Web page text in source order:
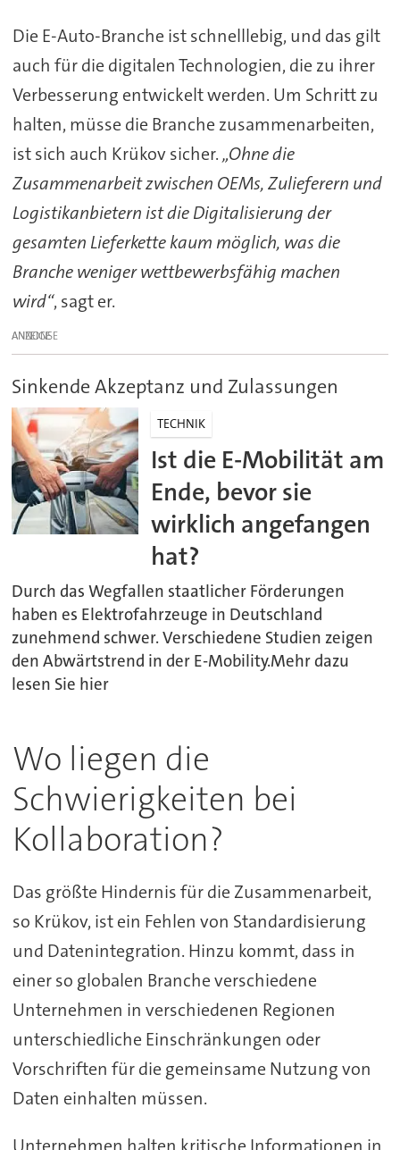
Die E-Auto-Branche ist schnelllebig, und das gilt
auch für die digitalen Technologien, die zu ihrer
Verbesserung entwickelt werden. Um Schritt zu
halten, müsse die Branche zusammenarbeiten,
ist sich auch Krükov sicher.„Ohne die
Zusammenarbeit zwischen OEMs, Zulieferern und
Logistikanbietern ist die Digitalisierung der
gesamten Lieferkette kaum möglich, was die
Branche weniger wettbewerbsfähig machen
wird“, sagt er.
ANZEIGE
Sinkende Akzeptanz und Zulassungen
TECHNIK
Ist die E-Mobilität am
Ende, bevor sie
wirklich angefangen
hat?
Durch das Wegfallen staatlicher Förderungen
haben es Elektrofahrzeuge in Deutschland
zunehmend schwer. Verschiedene Studien zeigen
den Abwärtstrend in der E-Mobility.Mehr dazu
lesen Sie hier
Wo liegen die
Schwierigkeiten bei
Kollaboration?
Das größte Hindernis für die Zusammenarbeit,
so Krükov, ist ein Fehlen von Standardisierung
und Datenintegration. Hinzu kommt, dass in
einer so globalen Branche verschiedene
Unternehmen in verschiedenen Regionen
unterschiedliche Einschränkungen oder
Vorschriften für die gemeinsame Nutzung von
Daten einhalten müssen.
Unternehmen halten kritische Informationen in